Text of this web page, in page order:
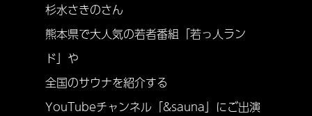
杉水さきのさん
熊本県で大人気の若者番組「若っ人ラン
ド」や
全国のサウナを紹介する
YouTubeチャンネル「&sauna」にご出演